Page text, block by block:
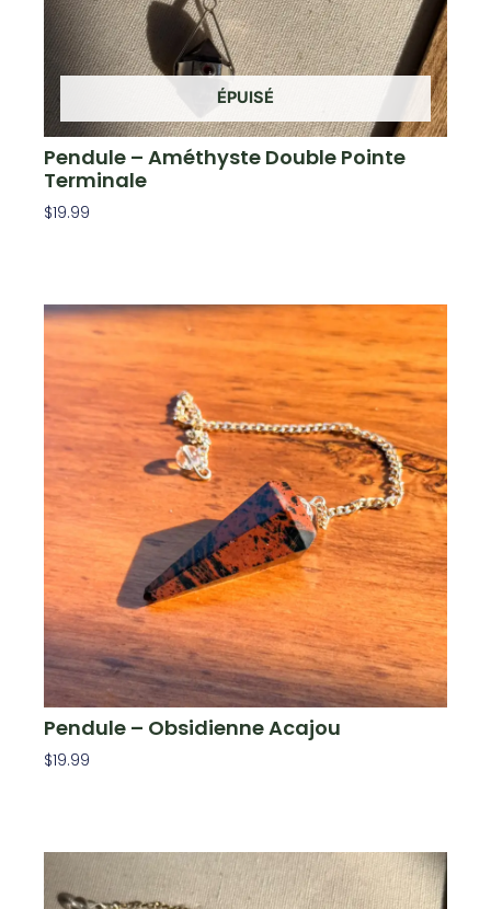
ÉPUISÉ
Pendule – Améthyste Double Pointe
Terminale
$19.99
Pendule – Obsidienne Acajou
$19.99